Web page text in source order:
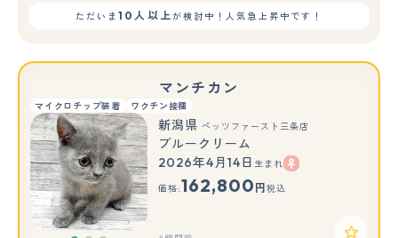
ただいま10人以上が検討中！人気急上昇中です！
マンチカン
マイクロチップ装着 ワクチン接種
もっと見る
新潟県 ペッツファースト三条店
ブルークリーム
2026年4月14日 生まれ
価格:162,800 円 税込